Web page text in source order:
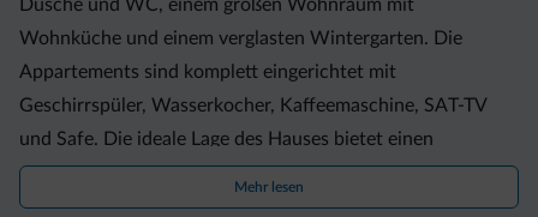
Dusche und WC, einem großen Wohnraum mit
Wohnküche und einem verglasten Wintergarten. Die
Appartements sind komplett eingerichtet mit
Geschirrspüler, Wasserkocher, Kaffeemaschine, SAT-TV
und Safe. Die ideale Lage des Hauses bietet einen
vortrefflichen Ausgangspunkt für Wander- und Radtouren
im Sommer, Ski- Snowboard- und Langlauferlebnisse im
Mehr lesen